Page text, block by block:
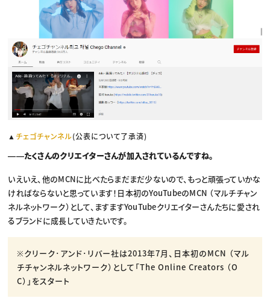
▲ チェゴチャンネル(公表について了承済)
――たくさんのクリエイターさんが加入されているんですね。
いえいえ、他のMCNに比べたらまだまだ少ないので、もっと頑張っていかな
ければならないと思っています！日本初のYouTubeのMCN （マルチチャン
ネルネットワーク）として、ますますYouTubeクリエイターさんたちに愛され
るブランドに成長していきたいです。
※クリーク･アンド･リバー社は2013年7月、日本初のMCN （マル
チチャンネルネットワーク）として「The Online Creators （O
C）」をスタート